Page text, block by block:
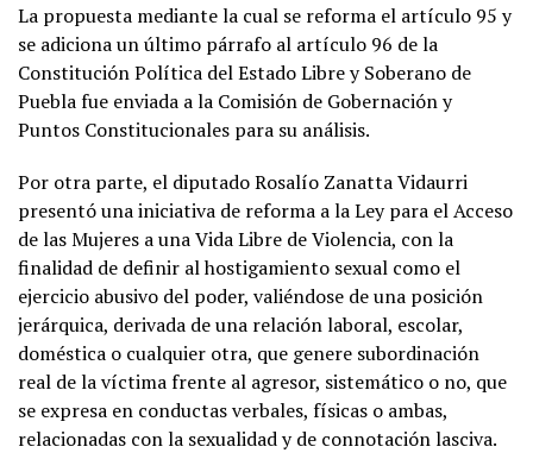
La propuesta mediante la cual se reforma el artículo 95 y
se adiciona un último párrafo al artículo 96 de la
Constitución Política del Estado Libre y Soberano de
Puebla fue enviada a la Comisión de Gobernación y
Puntos Constitucionales para su análisis.
Por otra parte, el diputado Rosalío Zanatta Vidaurri
presentó una iniciativa de reforma a la Ley para el Acceso
de las Mujeres a una Vida Libre de Violencia, con la
finalidad de definir al hostigamiento sexual como el
ejercicio abusivo del poder, valiéndose de una posición
jerárquica, derivada de una relación laboral, escolar,
doméstica o cualquier otra, que genere subordinación
real de la víctima frente al agresor, sistemático o no, que
se expresa en conductas verbales, físicas o ambas,
relacionadas con la sexualidad y de connotación lasciva.